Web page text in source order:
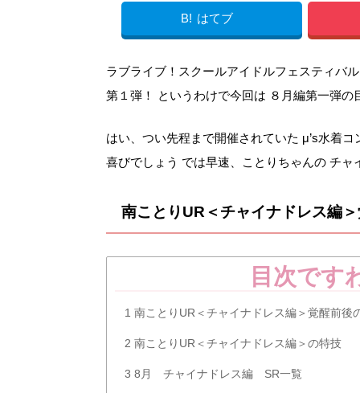
B! はてブ
ラブライブ！スクールアイドルフェスティバ
第１弾！ というわけで今回は ８月編第一弾の
はい、つい先程まで開催されていた μ’s水着
喜びでしょう では早速、ことりちゃんの チャ
南ことりUR＜チャイナドレス編
目次です
1 南ことりUR＜チャイナドレス編＞覚醒前後
2 南ことりUR＜チャイナドレス編＞の特技
3 8月 チャイナドレス編 SR一覧